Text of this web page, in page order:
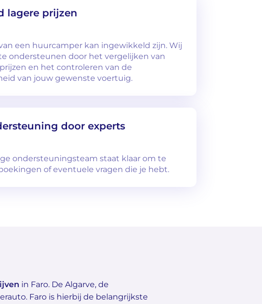
lagere prijzen
een huurcamper kan ingewikkeld zijn. Wij
ondersteunen door het vergelijken van
en het controleren van de
van jouw gewenste voertuig.
door experts
ondersteuningsteam staat klaar om te
of eventuele vragen die je hebt.
in Faro. De Algarve, de
Faro is hierbij de belangrijkste